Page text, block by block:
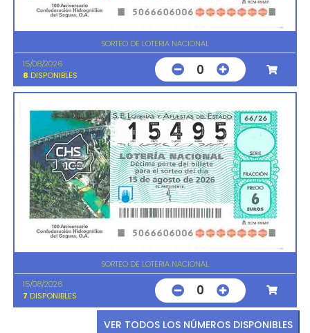
SORTEO DE LOTERIA NACIONAL
15/08/2026
8 DISPONIBLES 0
SORTEO DE LOTERIA NACIONAL
15/08/2026
7 DISPONIBLES 0
VER TODOS LOS NÚMEROS DISPONIBLES